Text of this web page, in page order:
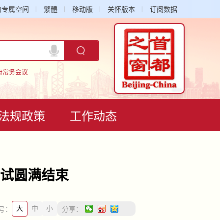
属空间 繁體 移动版 关怀版本 订阅数据
常务会议
规政策 工作动态
圆满结束
： 大 中 小 分享：